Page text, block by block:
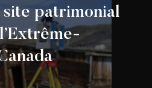
site patrimonial